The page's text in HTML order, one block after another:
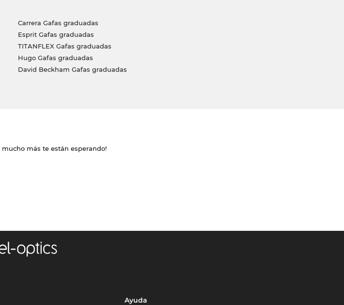
Carrera Gafas graduadas
Esprit Gafas graduadas
TITANFLEX Gafas graduadas
Hugo Gafas graduadas
David Beckham Gafas graduadas
más te están esperando!
Ayuda